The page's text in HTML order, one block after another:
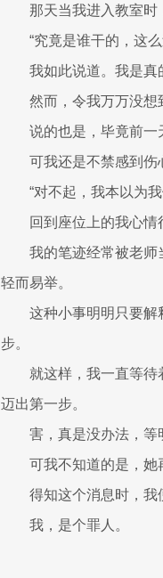
那天当我进入教室时
“究竟是谁干的，这
我如此说道。我是真
然而，令我万万没想
说的也是，毕竟前一
可我还是不禁感到伤
“对不起，我本以为
回到座位上的我心情
我的笔迹经常被老师
轻而易举。
这种小事明明只要解
步。
就这样，我一直等待
迈出第一步。
害，真是没办法，等
可我不知道的是，她
得知这个消息时，我
我，是个罪人。